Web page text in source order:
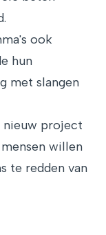
ook
hun
met slangen
nieuw project
willen
te redden van